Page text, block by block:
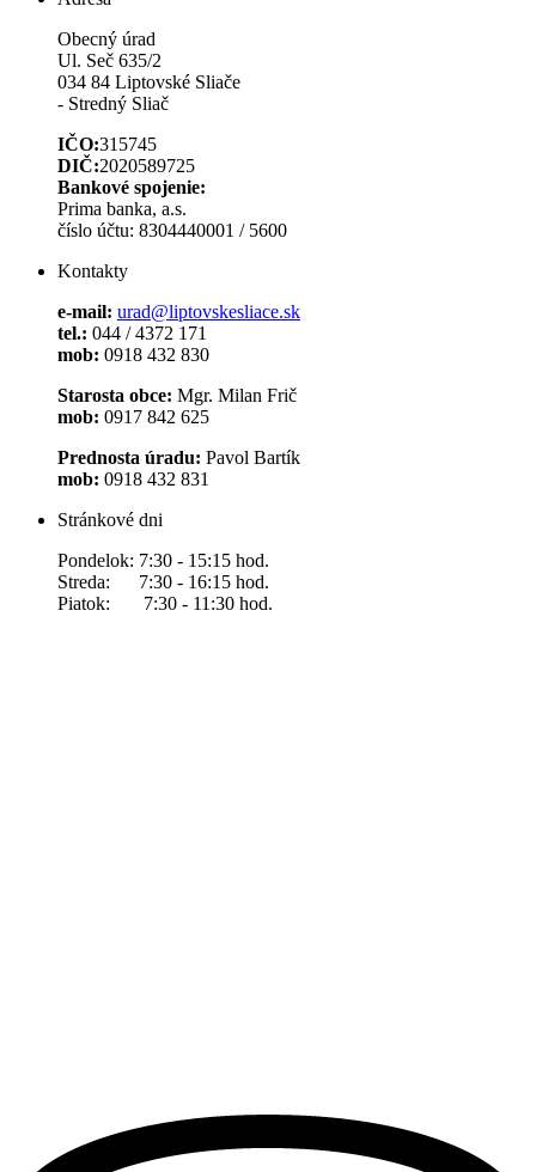
Obecný úrad
Ul. Seč 635/2
034 84 Liptovské Sliače
- Stredný Sliač
IČO:315745
DIČ:2020589725
Bankové spojenie:
Prima banka, a.s.
číslo účtu: 8304440001 / 5600
Kontakty
e-mail: urad@liptovskesliace.sk
tel.: 044 / 4372 171
mob: 0918 432 830
Starosta obce: Mgr. Milan Frič
mob: 0917 842 625
Prednosta úradu: Pavol Bartík
mob: 0918 432 831
Stránkové dni
Pondelok: 7:30 - 15:15 hod.
Streda: 7:30 - 16:15 hod.
Piatok: 7:30 - 11:30 hod.